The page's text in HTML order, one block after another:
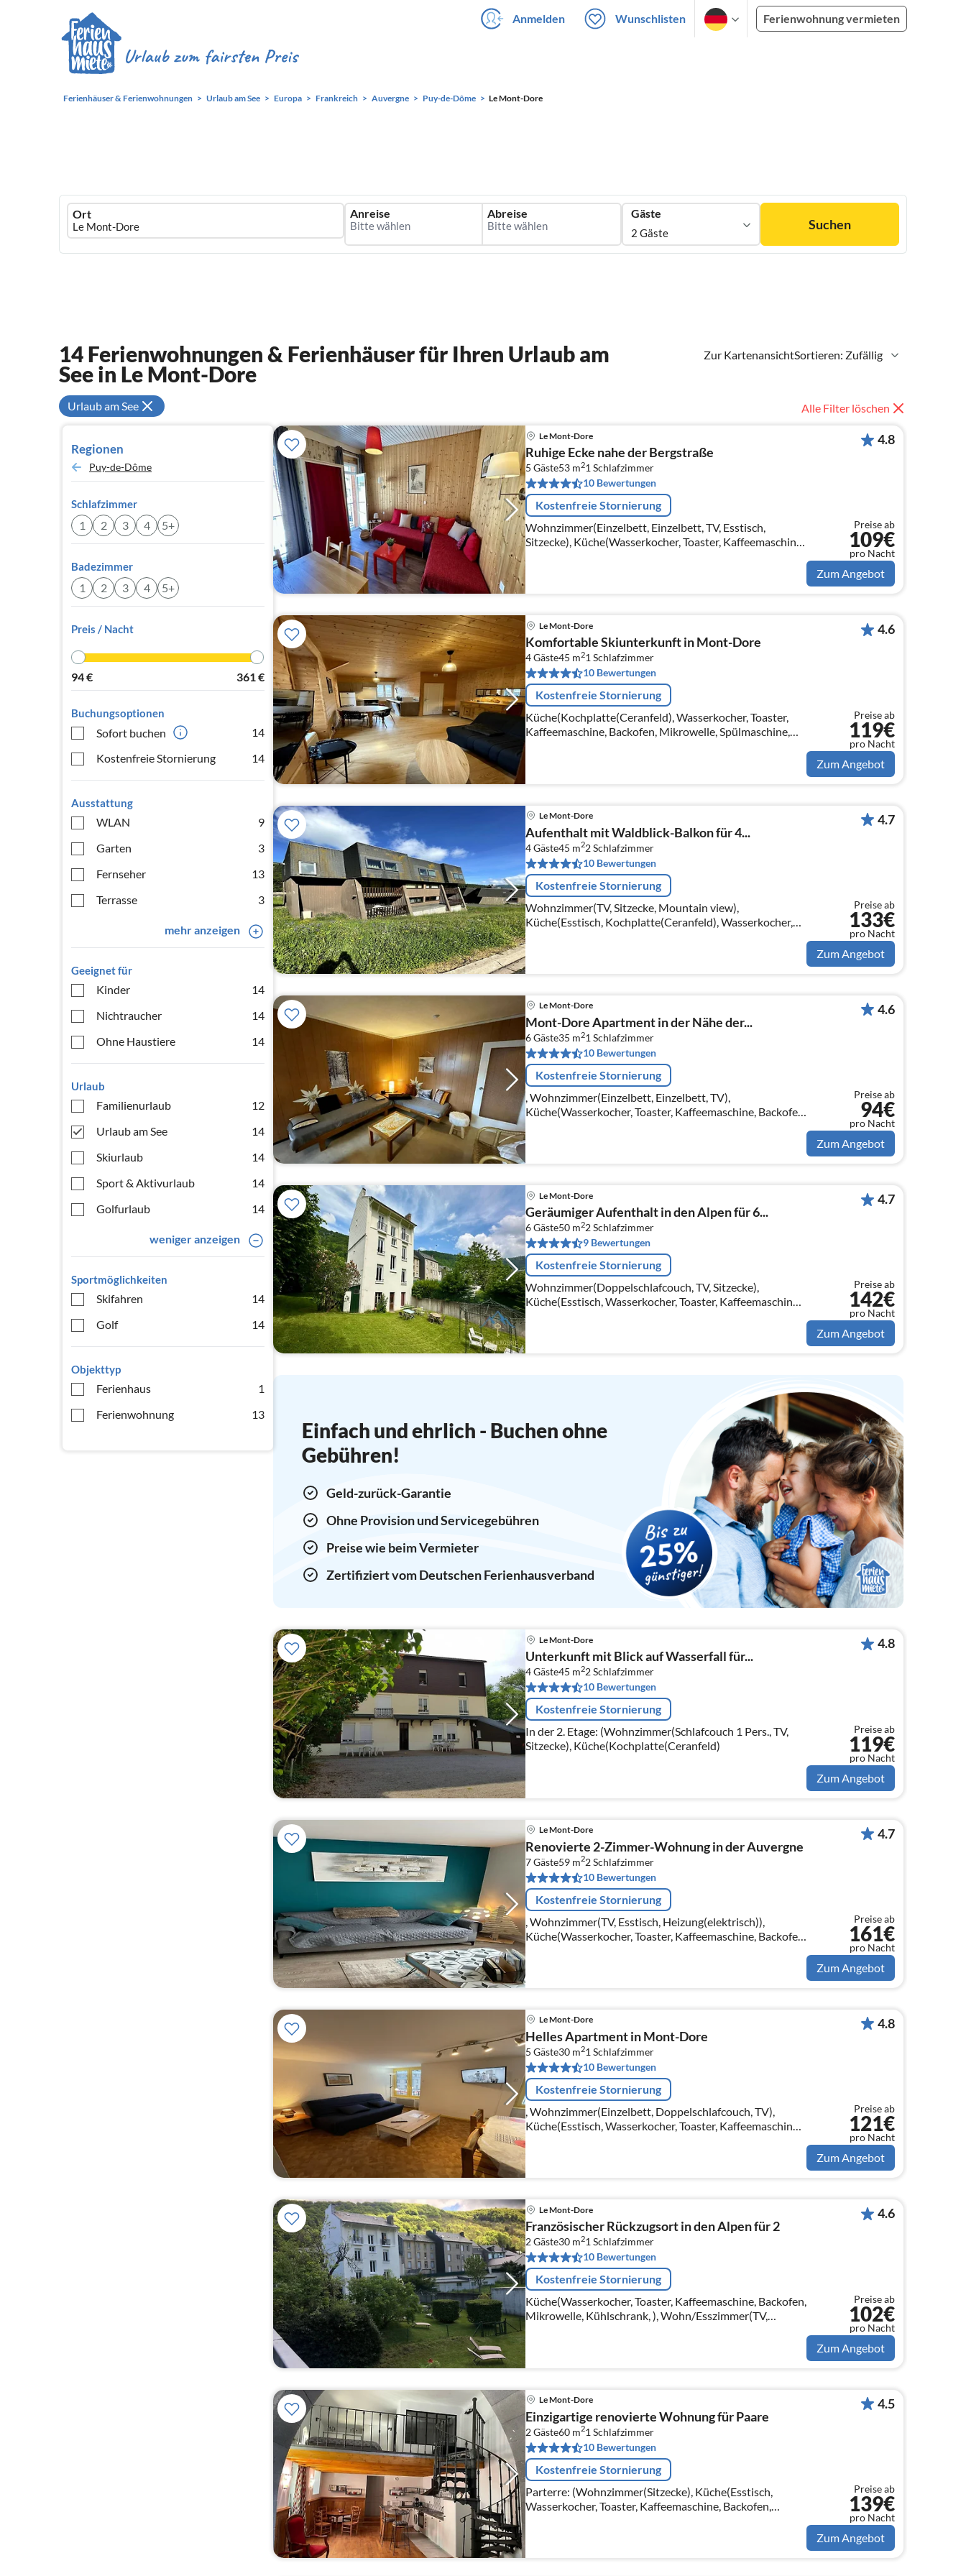
Anmelden Wunschlisten Ferienwohnung vermieten
Ferienhäuser & Ferienwohnungen Urlaub am See Europa Frankreich Auvergne Puy-de-Dôme Le Mont-Dore
Ferienhausmiete
logo
Ort Anreise Abreise Gäste
2 Gäste
Suchen
Zur KartenansichtSortieren: Zufällig
14 Ferienwohnungen & Ferienhäuser für Ihren Urlaub am
See in Le Mont-Dore
Urlaub am See Alle Filter löschen
Regionen
Puy-de-Dôme
Schlafzimmer
1 2 3 4 5+
Badezimmer
1 2 3 4 5+
Preis / Nacht
94€ 361€
Buchungsoptionen
Sofort buchen
14
Kostenfreie Stornierung
14
Ausstattung
WLAN
9
Garten
3
Fernseher
13
Terrasse
3
mehr anzeigen
Geeignet für
Kinder
14
Nichtraucher
14
Ohne Haustiere
14
Urlaub
Familienurlaub
12
Urlaub am See
14
Skiurlaub
14
Sport & Aktivurlaub
14
Golfurlaub
14
weniger anzeigen
Sportmöglichkeiten
Skifahren
14
Golf
14
Objekttyp
Ferienhaus
1
Ferienwohnung
13
Le Mont-Dore
Ruhige Ecke nahe der Bergstraße
5 Gäste53 m21 Schlafzimmer
10 Bewertungen
Kostenfreie Stornierung
Wohnzimmer(Einzelbett, Einzelbett, TV, Esstisch,
Sitzecke), Küche(Wasserkocher, Toaster, Kaffeemaschine,
4.8
Preise ab
109€
pro Nacht
Zum Angebot
Le Mont-Dore
Komfortable Skiunterkunft in Mont-Dore
4 Gäste45 m21 Schlafzimmer
10 Bewertungen
Kostenfreie Stornierung
Küche(Kochplatte(Ceranfeld), Wasserkocher, Toaster,
Kaffeemaschine, Backofen, Mikrowelle, Spülmaschine,
Kühlschrank, Tiefkühlschrank, , Cleaning products, Wine
4.6
Preise ab
119€
pro Nacht
Zum Angebot
Le Mont-Dore
Aufenthalt mit Waldblick-Balkon für 4...
4 Gäste45 m22Schlafzimmer
10 Bewertungen
Kostenfreie Stornierung
Wohnzimmer(TV, Sitzecke, Mountain view),
Küche(Esstisch, Kochplatte(Ceranfeld), Wasserkocher,
Toaster, Kaffeemaschine, Backofen, Mikrowelle,
Spülmaschine, Kühlschrank, Tiefkühlschr...
4.7
Preise ab
133€
pro Nacht
Zum Angebot
Le Mont-Dore
Mont-Dore Apartment in der Nähe der...
6 Gäste35 m21 Schlafzimmer
10 Bewertungen
Kostenfreie Stornierung
, Wohnzimmer(Einzelbett, Einzelbett, TV),
Küche(Wasserkocher, Toaster, Kaffeemaschine, Backofen,
Mikrowelle, Kühlschrank, , Cleaning products, Wine
glasses)
4.6
Preise ab
94€
pro Nacht
Zum Angebot
Le Mont-Dore
Geräumiger Aufenthalt in den Alpen für 6...
6 Gäste50 m22Schlafzimmer
9 Bewertungen
Kostenfreie Stornierung
Wohnzimmer(Doppelschlafcouch, TV, Sitzecke),
Küche(Esstisch, Wasserkocher, Toaster, Kaffeemaschine,
Backofen, Mikrowelle, Spülmaschine, Kühlschrank, , Wine
glasses)
4.7
Preise ab
142€
pro Nacht
Zum Angebot
Einfach und ehrlich - Buchen ohne
Gebühren!
Geld-zurück-Garantie
Ohne Provision und Servicegebühren
Preise wie beim Vermieter
Zertifiziert vom Deutschen Ferienhausverband
Le Mont-Dore
Unterkunft mit Blick auf Wasserfall für...
4 Gäste45 m22Schlafzimmer
10 Bewertungen
Kostenfreie Stornierung
In der 2. Etage: (Wohnzimmer(Schlafcouch 1 Pers., TV,
Sitzecke), Küche(Kochplatte(Ceranfeld)
4.8
Preise ab
119€
pro Nacht
Zum Angebot
Le Mont-Dore
Renovierte 2-Zimmer-Wohnung in der Auvergne
7 Gäste59 m22Schlafzimmer
10 Bewertungen
Kostenfreie Stornierung
, Wohnzimmer(TV, Esstisch, Heizung(elektrisch)),
Küche(Wasserkocher, Toaster, Kaffeemaschine, Backofen,
Mikrowelle, Spülmaschine, Kühl-/Gefrierkombination,
Küchenmaschine, elektris...
4.7
Preise ab
161€
pro Nacht
Zum Angebot
Le Mont-Dore
Helles Apartment in Mont-Dore
5 Gäste30 m21 Schlafzimmer
10 Bewertungen
Kostenfreie Stornierung
, Wohnzimmer(Einzelbett, Doppelschlafcouch, TV),
Küche(Esstisch, Wasserkocher, Toaster, Kaffeemaschine,
Backofen, Mikrowelle, Spülmaschine, Kühlschrank, )
4.8
Preise ab
121€
pro Nacht
Zum Angebot
Le Mont-Dore
Französischer Rückzugsort in den Alpen für 2
2 Gäste30 m21 Schlafzimmer
10 Bewertungen
Kostenfreie Stornierung
Küche(Wasserkocher, Toaster, Kaffeemaschine, Backofen,
Mikrowelle, Kühlschrank, ), Wohn/Esszimmer(TV,
Esstisch, Sitzecke), Schlafzimmer(Einzelbett, Einzelbett)
4.6
Preise ab
102€
pro Nacht
Zum Angebot
Le Mont-Dore
Einzigartige renovierte Wohnung für Paare
2 Gäste60 m21 Schlafzimmer
10 Bewertungen
Kostenfreie Stornierung
Parterre: (Wohnzimmer(Sitzecke), Küche(Esstisch,
Wasserkocher, Toaster, Kaffeemaschine, Backofen,
4.5
Preise ab
139€
pro Nacht
Zum Angebot